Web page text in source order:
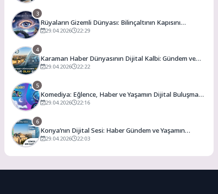
3
Rüyaların Gizemli Dünyası: Bilinçaltının Kapısını
Aralamak
29.04.2026 22:29
4
Karaman Haber Dünyasının Dijital Kalbi: Gündem ve
Olay
29.04.2026 22:22
5
Komediya: Eğlence, Haber ve Yaşamın Dijital Buluşma
Noktası
29.04.2026 22:16
6
Konya’nın Dijital Sesi: Haber Gündem ve Yaşamın
Merkezi
29.04.2026 22:03